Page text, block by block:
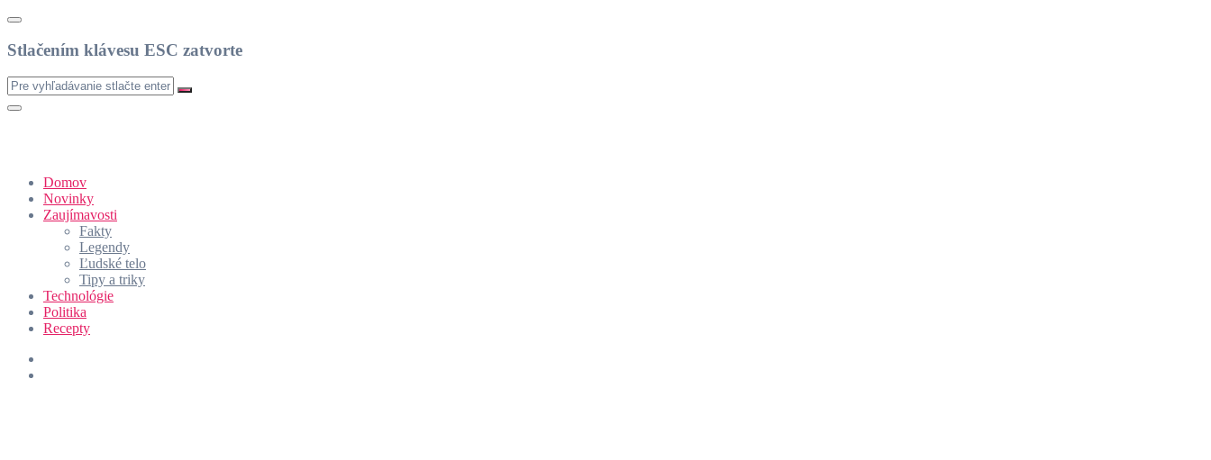
Stlačením klávesu ESC zatvorte
Domov
Novinky
Zaujímavosti
Fakty
Legendy
Ľudské telo
Tipy a triky
Technológie
Politika
Recepty